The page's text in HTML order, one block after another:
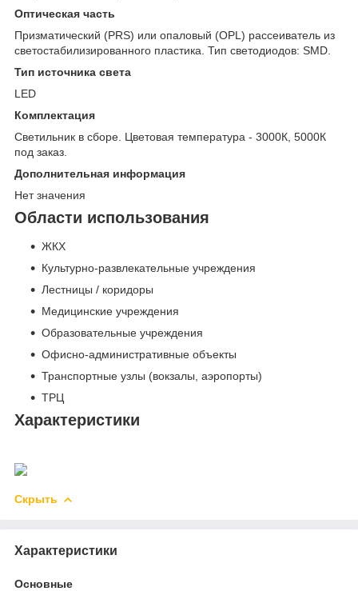
Оптическая часть
Призматический (PRS) или опаловый (OPL) рассеиватель из
светостабилизированного пластика. Тип светодиодов: SMD.
Тип источника света
LED
Комплектация
Светильник в сборе. Цветовая температура - 3000К, 5000К
под заказ.
Дополнительная информация
Нет значения
Области использования
ЖКХ
Культурно-развлекательные учреждения
Лестницы / коридоры
Медицинские учреждения
Образовательные учреждения
Офисно-административные объекты
Транспортные узлы (вокзалы, аэропорты)
ТРЦ
Характеристики
Скрыть
Характеристики
Основные